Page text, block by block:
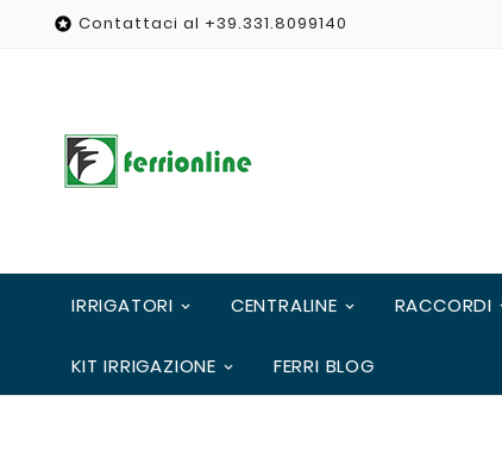
 Contattaci al +39.331.8099140
IRRIGATORI CENTRALINE RACCORDI
KIT IRRIGAZIONE FERRI BLOG